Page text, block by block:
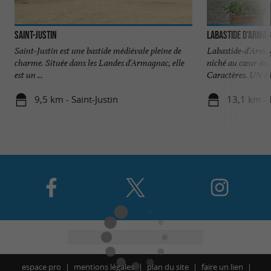
Saint-Justin
Saint-Justin est une bastide médiévale pleine de
charme. Située dans les Landes d'Armagnac, elle
est un ...
9,5 km - Saint-Justin
Labastide
Labastide-
niché au cœur
Caractères. UN
13,1 km -
espace pro mentions légales plan du site faire un lien